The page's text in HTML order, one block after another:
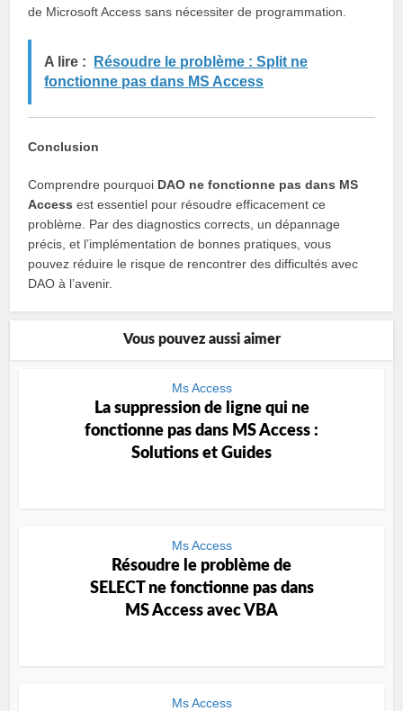
de Microsoft Access sans nécessiter de programmation.
A lire :
Résoudre le problème : Split ne
fonctionne pas dans MS Access
Conclusion
Comprendre pourquoi DAO ne fonctionne pas dans MS
Access est essentiel pour résoudre efficacement ce
problème. Par des diagnostics corrects, un dépannage
précis, et l’implémentation de bonnes pratiques, vous
pouvez réduire le risque de rencontrer des difficultés avec
DAO à l’avenir.
Vous pouvez aussi aimer
Ms Access
La suppression de ligne qui ne
fonctionne pas dans MS Access :
Solutions et Guides
Ms Access
Résoudre le problème de
SELECT ne fonctionne pas dans
MS Access avec VBA
Ms Access